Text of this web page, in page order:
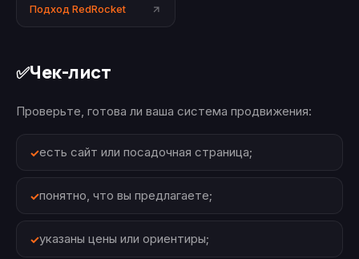
Подход RedRocket
✅Чек-лист
Проверьте, готова ли ваша система продвижения:
есть сайт или посадочная страница;
понятно, что вы предлагаете;
указаны цены или ориентиры;